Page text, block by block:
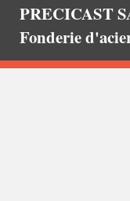
PRECICAST
Fonderie